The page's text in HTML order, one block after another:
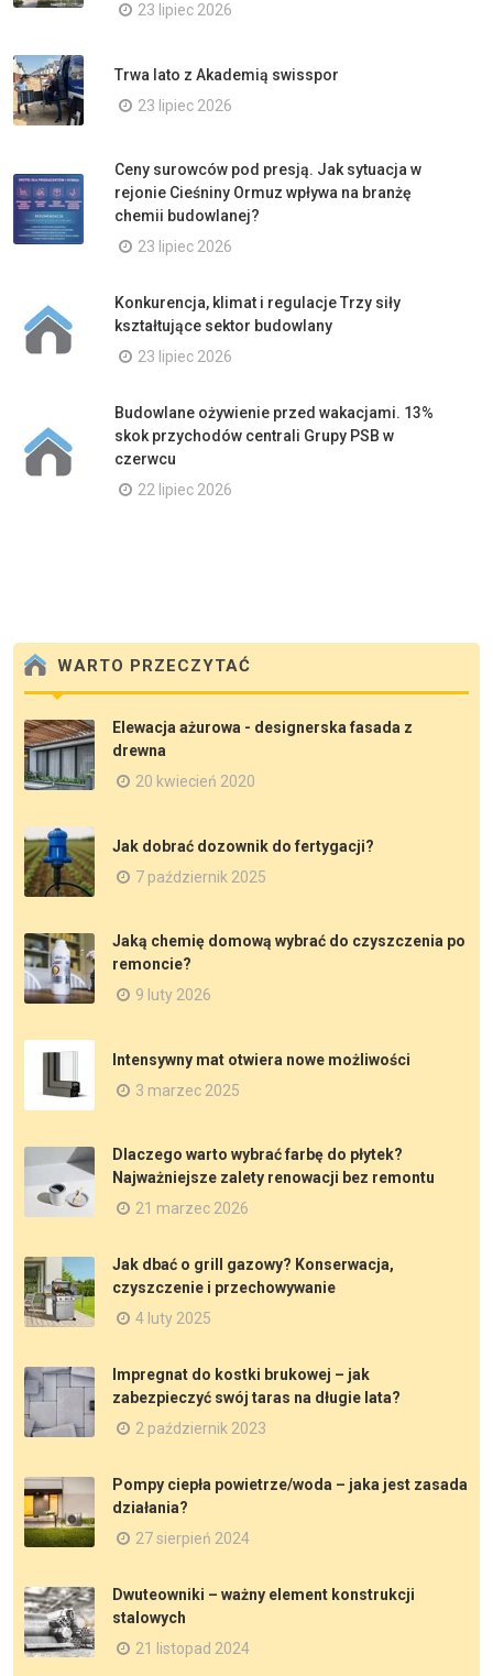
23 lipiec 2026
Trwa lato z Akademią swisspor
23 lipiec 2026
Ceny surowców pod presją. Jak sytuacja w
rejonie Cieśniny Ormuz wpływa na branżę
chemii budowlanej?
23 lipiec 2026
Konkurencja, klimat i regulacje Trzy siły
kształtujące sektor budowlany
23 lipiec 2026
Budowlane ożywienie przed wakacjami. 13%
skok przychodów centrali Grupy PSB w
czerwcu
22 lipiec 2026
WARTO PRZECZYTAĆ
Elewacja ażurowa - designerska fasada z
drewna
20 kwiecień 2020
Jak dobrać dozownik do fertygacji?
7 październik 2025
Jaką chemię domową wybrać do czyszczenia po
remoncie?
9 luty 2026
Intensywny mat otwiera nowe możliwości
3 marzec 2025
Dlaczego warto wybrać farbę do płytek?
Najważniejsze zalety renowacji bez remontu
21 marzec 2026
Jak dbać o grill gazowy? Konserwacja,
czyszczenie i przechowywanie
4 luty 2025
Impregnat do kostki brukowej – jak
zabezpieczyć swój taras na długie lata?
2 październik 2023
Pompy ciepła powietrze/woda – jaka jest zasada
działania?
27 sierpień 2024
Dwuteowniki – ważny element konstrukcji
stalowych
21 listopad 2024